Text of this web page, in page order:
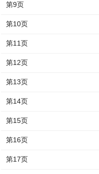
第9页
第10页
第11页
第12页
第13页
第14页
第15页
第16页
第17页